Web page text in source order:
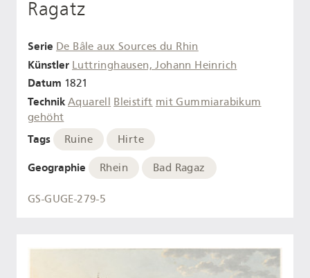
Ragatz
Serie De Bâle aux Sources du Rhin
Künstler Luttringhausen, Johann Heinrich
Datum 1821
Technik Aquarell Bleistift mit Gummiarabikum
gehöht
Tags Ruine Hirte
Geographie Rhein Bad Ragaz
GS-GUGE-279-5